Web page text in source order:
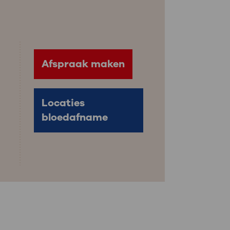
Inloggen MijnOLVG
Afspraak maken
Locaties
bloedafname